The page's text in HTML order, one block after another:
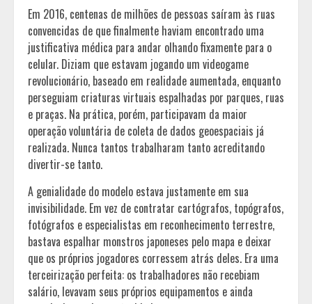
Em 2016, centenas de milhões de pessoas saíram às ruas
convencidas de que finalmente haviam encontrado uma
justificativa médica para andar olhando fixamente para o
celular. Diziam que estavam jogando um videogame
revolucionário, baseado em realidade aumentada, enquanto
perseguiam criaturas virtuais espalhadas por parques, ruas
e praças. Na prática, porém, participavam da maior
operação voluntária de coleta de dados geoespaciais já
realizada. Nunca tantos trabalharam tanto acreditando
divertir-se tanto.
A genialidade do modelo estava justamente em sua
invisibilidade. Em vez de contratar cartógrafos, topógrafos,
fotógrafos e especialistas em reconhecimento terrestre,
bastava espalhar monstros japoneses pelo mapa e deixar
que os próprios jogadores corressem atrás deles. Era uma
terceirização perfeita: os trabalhadores não recebiam
salário, levavam seus próprios equipamentos e ainda